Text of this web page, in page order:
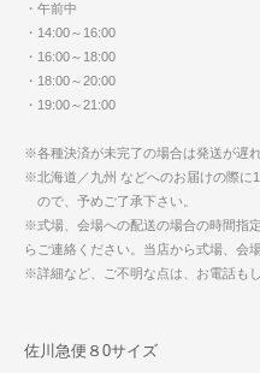
・午前中
・14:00～16:00
・16:00～18:00
・18:00～20:00
・19:00～21:00
※各種決済が未完了の場合は発送が遅
※北海道／九州 などへのお届けの際に
ので、予めご了承下さい。
※式場、会場への配送の場合の時間指
らご連絡ください。当店から式場、会
※詳細など、ご不明な点は、お電話も
佐川急便８0サイズ